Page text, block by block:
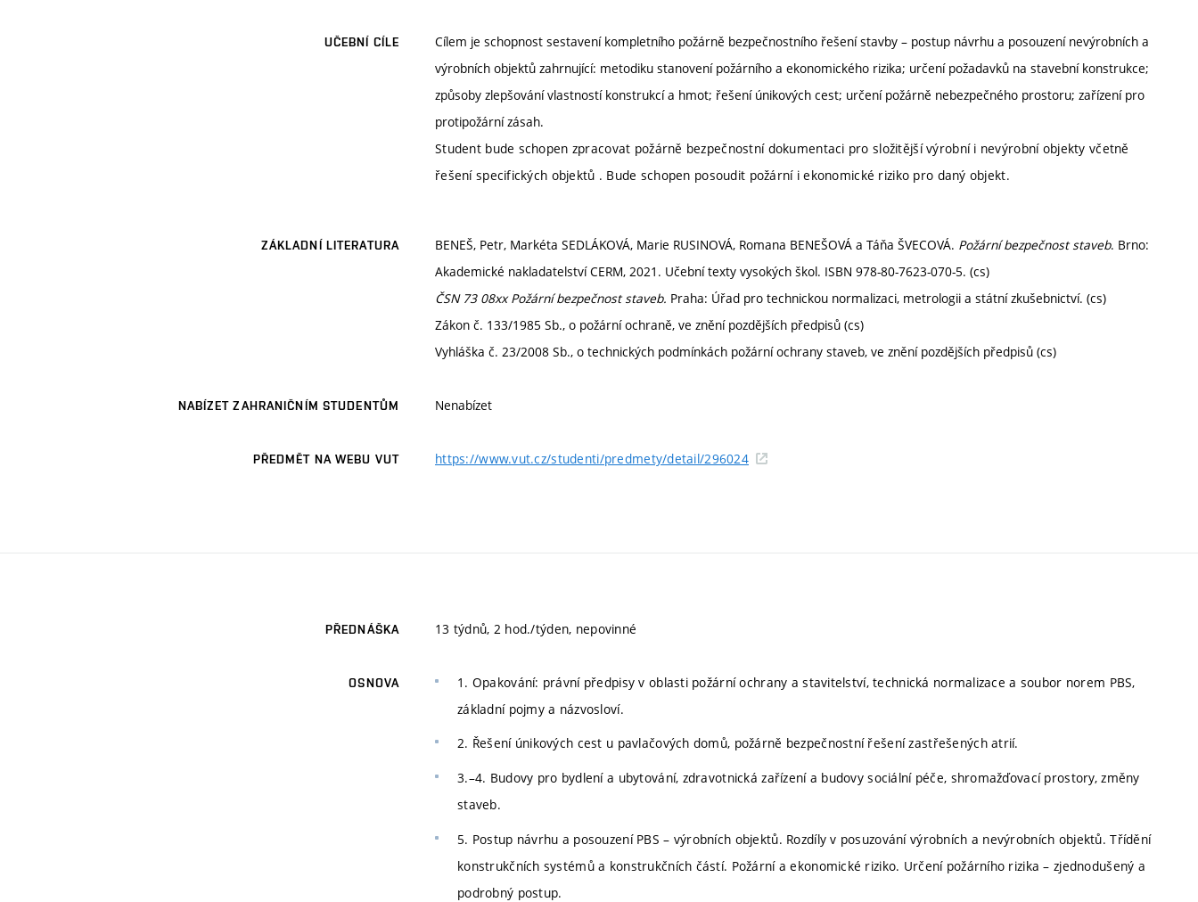
UČEBNÍ CÍLE
Cílem je schopnost sestavení kompletního požárně bezpečnostního řešení stavby – postup návrhu a posouzení nevýrobních a
výrobních objektů zahrnující: metodiku stanovení požárního a ekonomického rizika; určení požadavků na stavební konstrukce;
způsoby zlepšování vlastností konstrukcí a hmot; řešení únikových cest; určení požárně nebezpečného prostoru; zařízení pro
protipožární zásah.
Student bude schopen zpracovat požárně bezpečnostní dokumentaci pro složitější výrobní i nevýrobní objekty včetně
řešení specifických objektů . Bude schopen posoudit požární i ekonomické riziko pro daný objekt.
ZÁKLADNÍ LITERATURA BENEŠ, Petr, Markéta SEDLÁKOVÁ, Marie RUSINOVÁ, Romana BENEŠOVÁ a Táňa ŠVECOVÁ. Požární bezpečnost staveb. Brno:
Akademické nakladatelství CERM, 2021. Učební texty vysokých škol. ISBN 978-80-7623-070-5. (cs)
ČSN 73 08xx Požární bezpečnost staveb. Praha: Úřad pro technickou normalizaci, metrologii a státní zkušebnictví. (cs)
Zákon č. 133/1985 Sb., o požární ochraně, ve znění pozdějších předpisů (cs)
Vyhláška č. 23/2008 Sb., o technických podmínkách požární ochrany staveb, ve znění pozdějších předpisů (cs)
NABÍZET ZAHRANIČNÍM STUDENTŮM Nenabízet
PŘEDMĚT NA WEBU VUT https://www.vut.cz/studenti/predmety/detail/296024
PŘEDNÁŠKA 13 týdnů, 2 hod./týden, nepovinné
OSNOVA
1. Opakování: právní předpisy v oblasti požární ochrany a stavitelství, technická normalizace a soubor norem PBS,
základní pojmy a názvosloví.
2. Řešení únikových cest u pavlačových domů, požárně bezpečnostní řešení zastřešených atrií.
3.–4. Budovy pro bydlení a ubytování, zdravotnická zařízení a budovy sociální péče, shromažďovací prostory, změny
staveb.
5. Postup návrhu a posouzení PBS – výrobních objektů. Rozdíly v posuzování výrobních a nevýrobních objektů. Třídění
konstrukčních systémů a konstrukčních částí. Požární a ekonomické riziko. Určení požárního rizika – zjednodušený a
podrobný postup.